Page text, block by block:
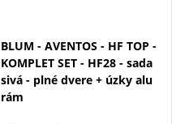
BLUM - AVENTOS - HF TOP -
KOMPLET SET - HF28 - sada
sivá - plné dvere + úzky alu
rám